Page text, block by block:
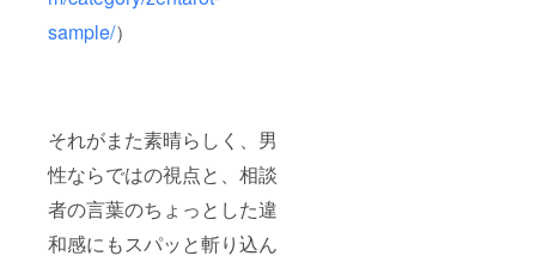
sample/）
それがまた素晴らしく、男
性ならではの視点と、相談
者の言葉のちょっとした違
和感にもスパッと斬り込ん